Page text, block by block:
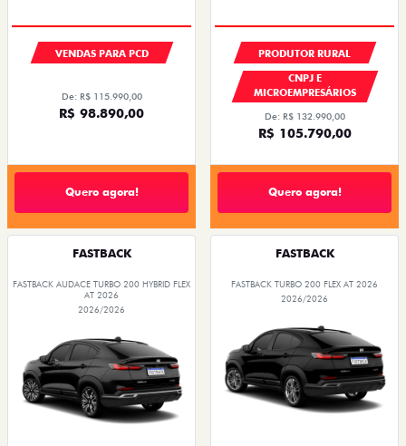
VENDAS PARA PCD
De: R$ 115.990,00
R$ 98.890,00
Quero agora!
PRODUTOR RURAL
CNPJ E
MICROEMPRESÁRIOS
De: R$ 132.990,00
R$ 105.790,00
Quero agora!
FASTBACK
FASTBACK AUDACE TURBO 200 HYBRID FLEX
AT 2026
2026/2026
FASTBACK
FASTBACK TURBO 200 FLEX AT 2026
2026/2026